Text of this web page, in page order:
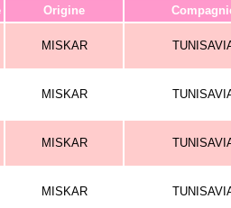
Origine
MISKAR
MISKAR
MISKAR
MISKAR